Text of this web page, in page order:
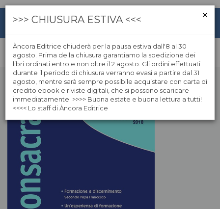
>>> CHIUSURA ESTIVA <<<
Àncora Editrice chiuderà per la pausa estiva dall'8 al 30
agosto. Prima della chiusura garantiamo la spedizione dei
libri ordinati entro e non oltre il 2 agosto. Gli ordini effettuati
durante il periodo di chiusura verranno evasi a partire dal 31
agosto, mentre sarà sempre possibile acquistare con carta di
credito ebook e riviste digitali, che si possono scaricare
immediatamente. >>>> Buona estate e buona lettura a tutti!
<<<< Lo staff di Àncora Editrice